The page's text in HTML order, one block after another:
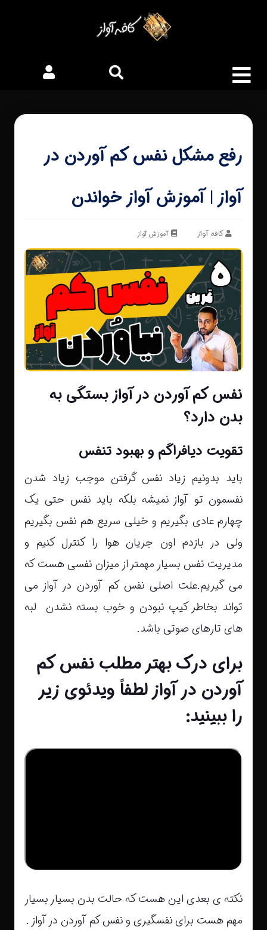
رفع مشکل نفس کم آوردن در
آواز | آموزش آواز خواندن
کافه آواز آموزش آواز
نفس کم آوردن در آواز بستگی به
بدن دارد؟
تقویت دیافراگم و بهبود تنفس
باید بدونیم زیاد نفس گرفتن موجب زیاد شدن
نفسمون تو آواز نمیشه بلکه باید نفس حتی یک
چهارم عادی بگیریم و خیلی سریع هم نفس بگیریم
ولی در بازدم اون جریان هوا را کنترل کنیم و
مدیریت نفس بسیار مهمتر از میزان نفسی هست که
می گیریم.علت اصلی نفس کم آوردن در آواز می
تواند بخاطر کیپ نبودن و خوب بسته نشدن لبه
های تارهای صوتی باشد.
برای درک بهتر مطلب نفس کم
آوردن در آواز لطفاً ویدئوی زیر
را ببینید:
نکته ی بعدی این هست که حالت بدن بسیار بسیار
مهم هست برای نفسگیری و نفس کم آوردن در آواز .